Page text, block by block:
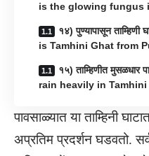
is the glowing fungus
१४) पुण्यापासून
is Tamhini Ghat from
१५) ताम्हिणीत
rain heavily in Tamhini
पावसाळ्यात या ताम्हिनी
अप्रतिम प्रदर्शन घडवतो.